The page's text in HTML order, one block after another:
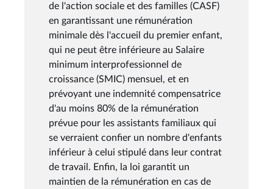
de l'action sociale et des familles (CASF)
en garantissant une rémunération
minimale dès l'accueil du premier enfant,
qui ne peut être inférieure au Salaire
minimum interprofessionnel de
croissance (SMIC) mensuel, et en
prévoyant une indemnité compensatrice
d'au moins 80% de la rémunération
prévue pour les assistants familiaux qui
se verraient confier un nombre d'enfants
inférieur à celui stipulé dans leur contrat
de travail. Enfin, la loi garantit un
maintien de la rémunération en cas de